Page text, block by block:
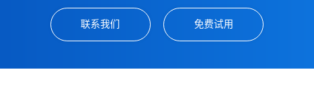
联系我们 免费试用